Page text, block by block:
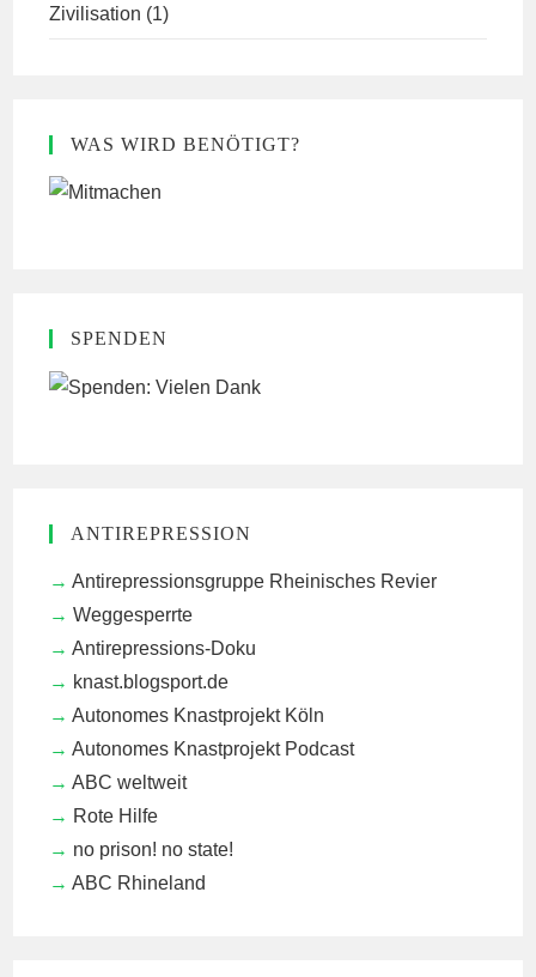
Zivilisation (1)
WAS WIRD BENÖTIGT?
SPENDEN
ANTIREPRESSION
Antirepressionsgruppe Rheinisches Revier
Weggesperrte
Antirepressions-Doku
knast.blogsport.de
Autonomes Knastprojekt Köln
Autonomes Knastprojekt Podcast
ABC weltweit
Rote Hilfe
no prison! no state!
ABC Rhineland